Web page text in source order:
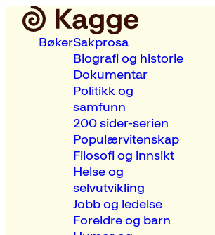
BøkerSakprosa
Biografi og historie
Dokumentar
Politikk og
samfunn
200 sider-serien
Populærvitenskap
Filosofi og innsikt
Helse og
selvutvikling
Jobb og ledelse
Foreldre og barn